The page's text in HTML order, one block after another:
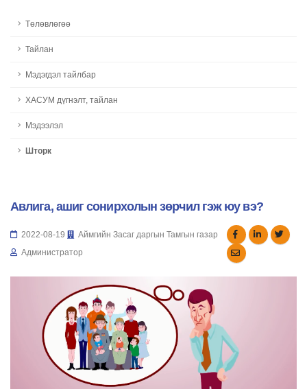
Төлөвлөгөө
Тайлан
Мэдэгдэл тайлбар
ХАСУМ дүгнэлт, тайлан
Мэдээлэл
Шторк
Авлига, ашиг сонирхолын зөрчил гэж юу вэ?
2022-08-19
Аймгийн Засаг даргын Тамгын газар
Администратор